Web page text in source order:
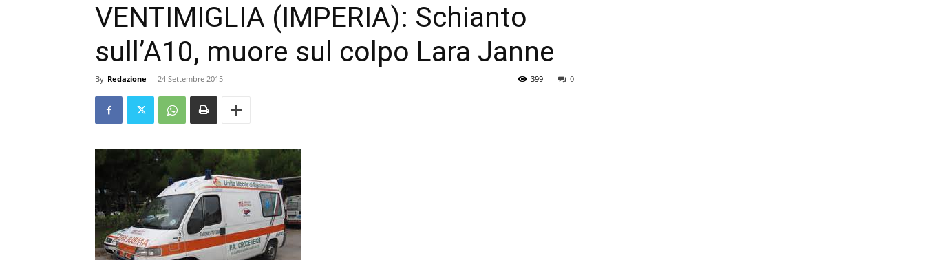
VENTIMIGLIA (IMPERIA): Schianto
sull’A10, muore sul colpo Lara Janne
By Redazione - 24 Settembre 2015 0
399